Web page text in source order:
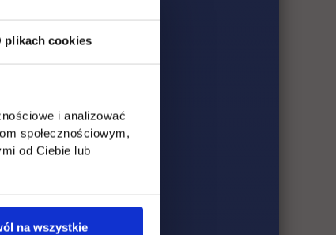
plikach cookies
i analizować
społecznościowym,
od Ciebie lub
na wszystkie